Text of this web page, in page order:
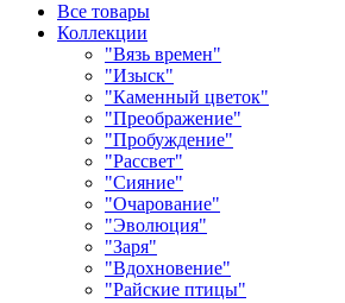
Все товары
Коллекции
"Вязь времен"
"Изыск"
"Каменный цветок"
"Преображение"
"Пробуждение"
"Рассвет"
"Сияние"
"Очарование"
"Эволюция"
"Заря"
"Вдохновение"
"Райские птицы"